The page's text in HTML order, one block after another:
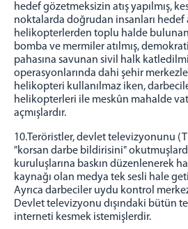
hedef gözetmeksizin atış yapılmış,
noktalarda doğrudan insanları hedef
helikopterlerden toplu halde
bomba ve mermiler atılmış,
pahasına savunan sivil halk
operasyonlarında dahi şehir
helikopteri kullanılmaz iken,
helikopterleri ile meskûn mahalde
açmışlardır.
10.Teröristler, devlet televizyonunu
"korsan darbe bildirisini"
kuruluşlarına baskın düzenlenerek
kaynağı olan medya tek sesli hale
Ayrıca darbeciler uydu kontrol
Devlet televizyonu dışındaki bütün
interneti kesmek istemişlerdir.